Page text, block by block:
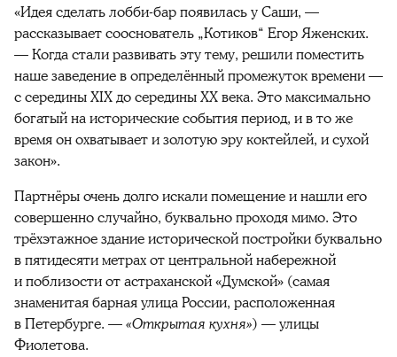
«Идея сделать лобби-бар появилась у Саши, —
рассказывает сооснователь „Котиков“ Егор Яженских.
— Когда стали развивать эту тему, решили поместить
наше заведение в определённый промежуток времени —
с середины XIX до середины XX века. Это максимально
богатый на исторические события период, и в то же
время он охватывает и золотую эру коктейлей, и сухой
закон».
Партнёры очень долго искали помещение и нашли его
совершенно случайно, буквально проходя мимо. Это
трёхэтажное здание исторической постройки буквально
в пятидесяти метрах от центральной набережной
и поблизости от астраханской «Думской» (самая
знаменитая барная улица России, расположенная
в Петербурге. —«Открытая кухня») — улицы
Фиолетова.